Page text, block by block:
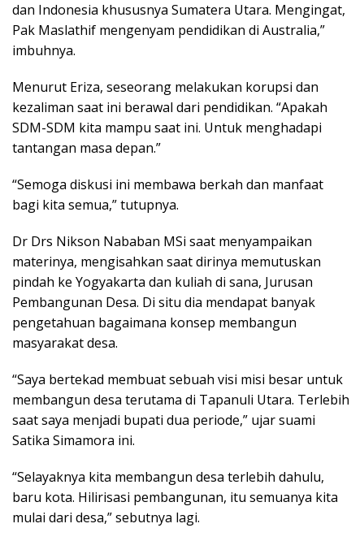
dan Indonesia khususnya Sumatera Utara. Mengingat,
Pak Maslathif mengenyam pendidikan di Australia,”
imbuhnya.
Menurut Eriza, seseorang melakukan korupsi dan
kezaliman saat ini berawal dari pendidikan. “Apakah
SDM-SDM kita mampu saat ini. Untuk menghadapi
tantangan masa depan.”
“Semoga diskusi ini membawa berkah dan manfaat
bagi kita semua,” tutupnya.
Dr Drs Nikson Nababan MSi saat menyampaikan
materinya, mengisahkan saat dirinya memutuskan
pindah ke Yogyakarta dan kuliah di sana, Jurusan
Pembangunan Desa. Di situ dia mendapat banyak
pengetahuan bagaimana konsep membangun
masyarakat desa.
“Saya bertekad membuat sebuah visi misi besar untuk
membangun desa terutama di Tapanuli Utara. Terlebih
saat saya menjadi bupati dua periode,” ujar suami
Satika Simamora ini.
“Selayaknya kita membangun desa terlebih dahulu,
baru kota. Hilirisasi pembangunan, itu semuanya kita
mulai dari desa,” sebutnya lagi.